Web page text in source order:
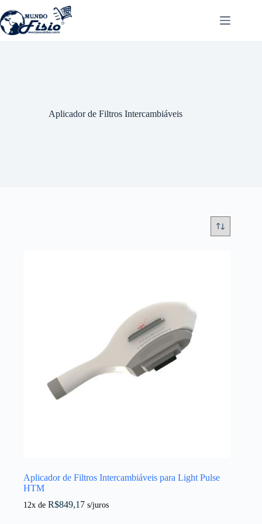
para
o
conteúdo
Aplicador de Filtros Intercambiáveis
Aplicador de Filtros Intercambiáveis para Light Pulse
HTM
12x de R$849,17 s/juros